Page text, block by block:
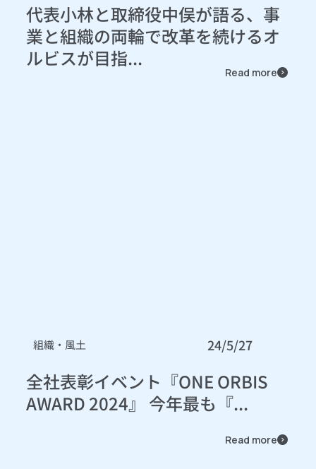
代表小林と取締役中俣が語る、事
業と組織の両輪で改革を続けるオ
ルビスが目指...
Read more
組織・風土 24/5/27
全社表彰イベント『ONE ORBIS
AWARD 2024』 今年最も『...
Read more